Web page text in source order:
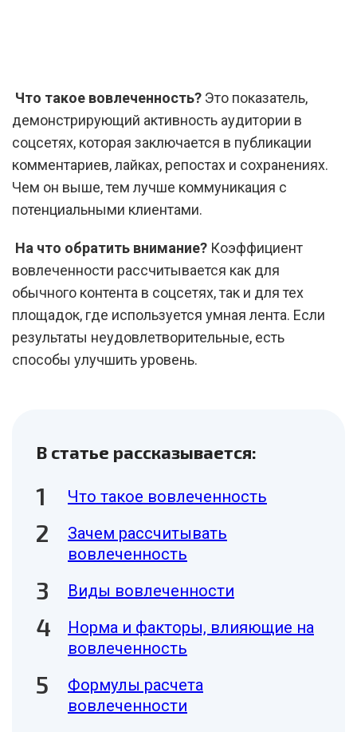
Что такое вовлеченность? Это показатель,
демонстрирующий активность аудитории в
соцсетях, которая заключается в публикации
комментариев, лайках, репостах и сохранениях.
Чем он выше, тем лучше коммуникация с
потенциальными клиентами.
На что обратить внимание? Коэффициент
вовлеченности рассчитывается как для
обычного контента в соцсетях, так и для тех
площадок, где используется умная лента. Если
результаты неудовлетворительные, есть
способы улучшить уровень.
В статье рассказывается:
Что такое вовлеченность
Зачем рассчитывать
вовлеченность
Виды вовлеченности
Норма и факторы, влияющие на
вовлеченность
Формулы расчета
вовлеченности